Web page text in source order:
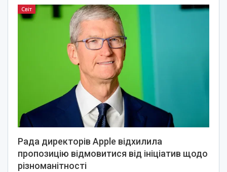
Світ
Рада директорів Apple відхилила
пропозицію відмовитися від ініціатив щодо
різноманітності